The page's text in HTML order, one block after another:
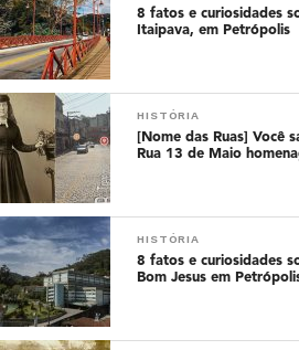
8 fatos e curiosidades
Itaipava, em Petrópolis
HISTÓRIA
[Nome das Ruas] Você
Rua 13 de Maio
HISTÓRIA
8 fatos e curiosidades
Bom Jesus em